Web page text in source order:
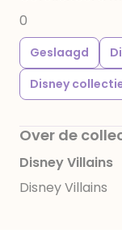
0
Geslaagd
Disney
Over de
Disney Villains
Disney Villains